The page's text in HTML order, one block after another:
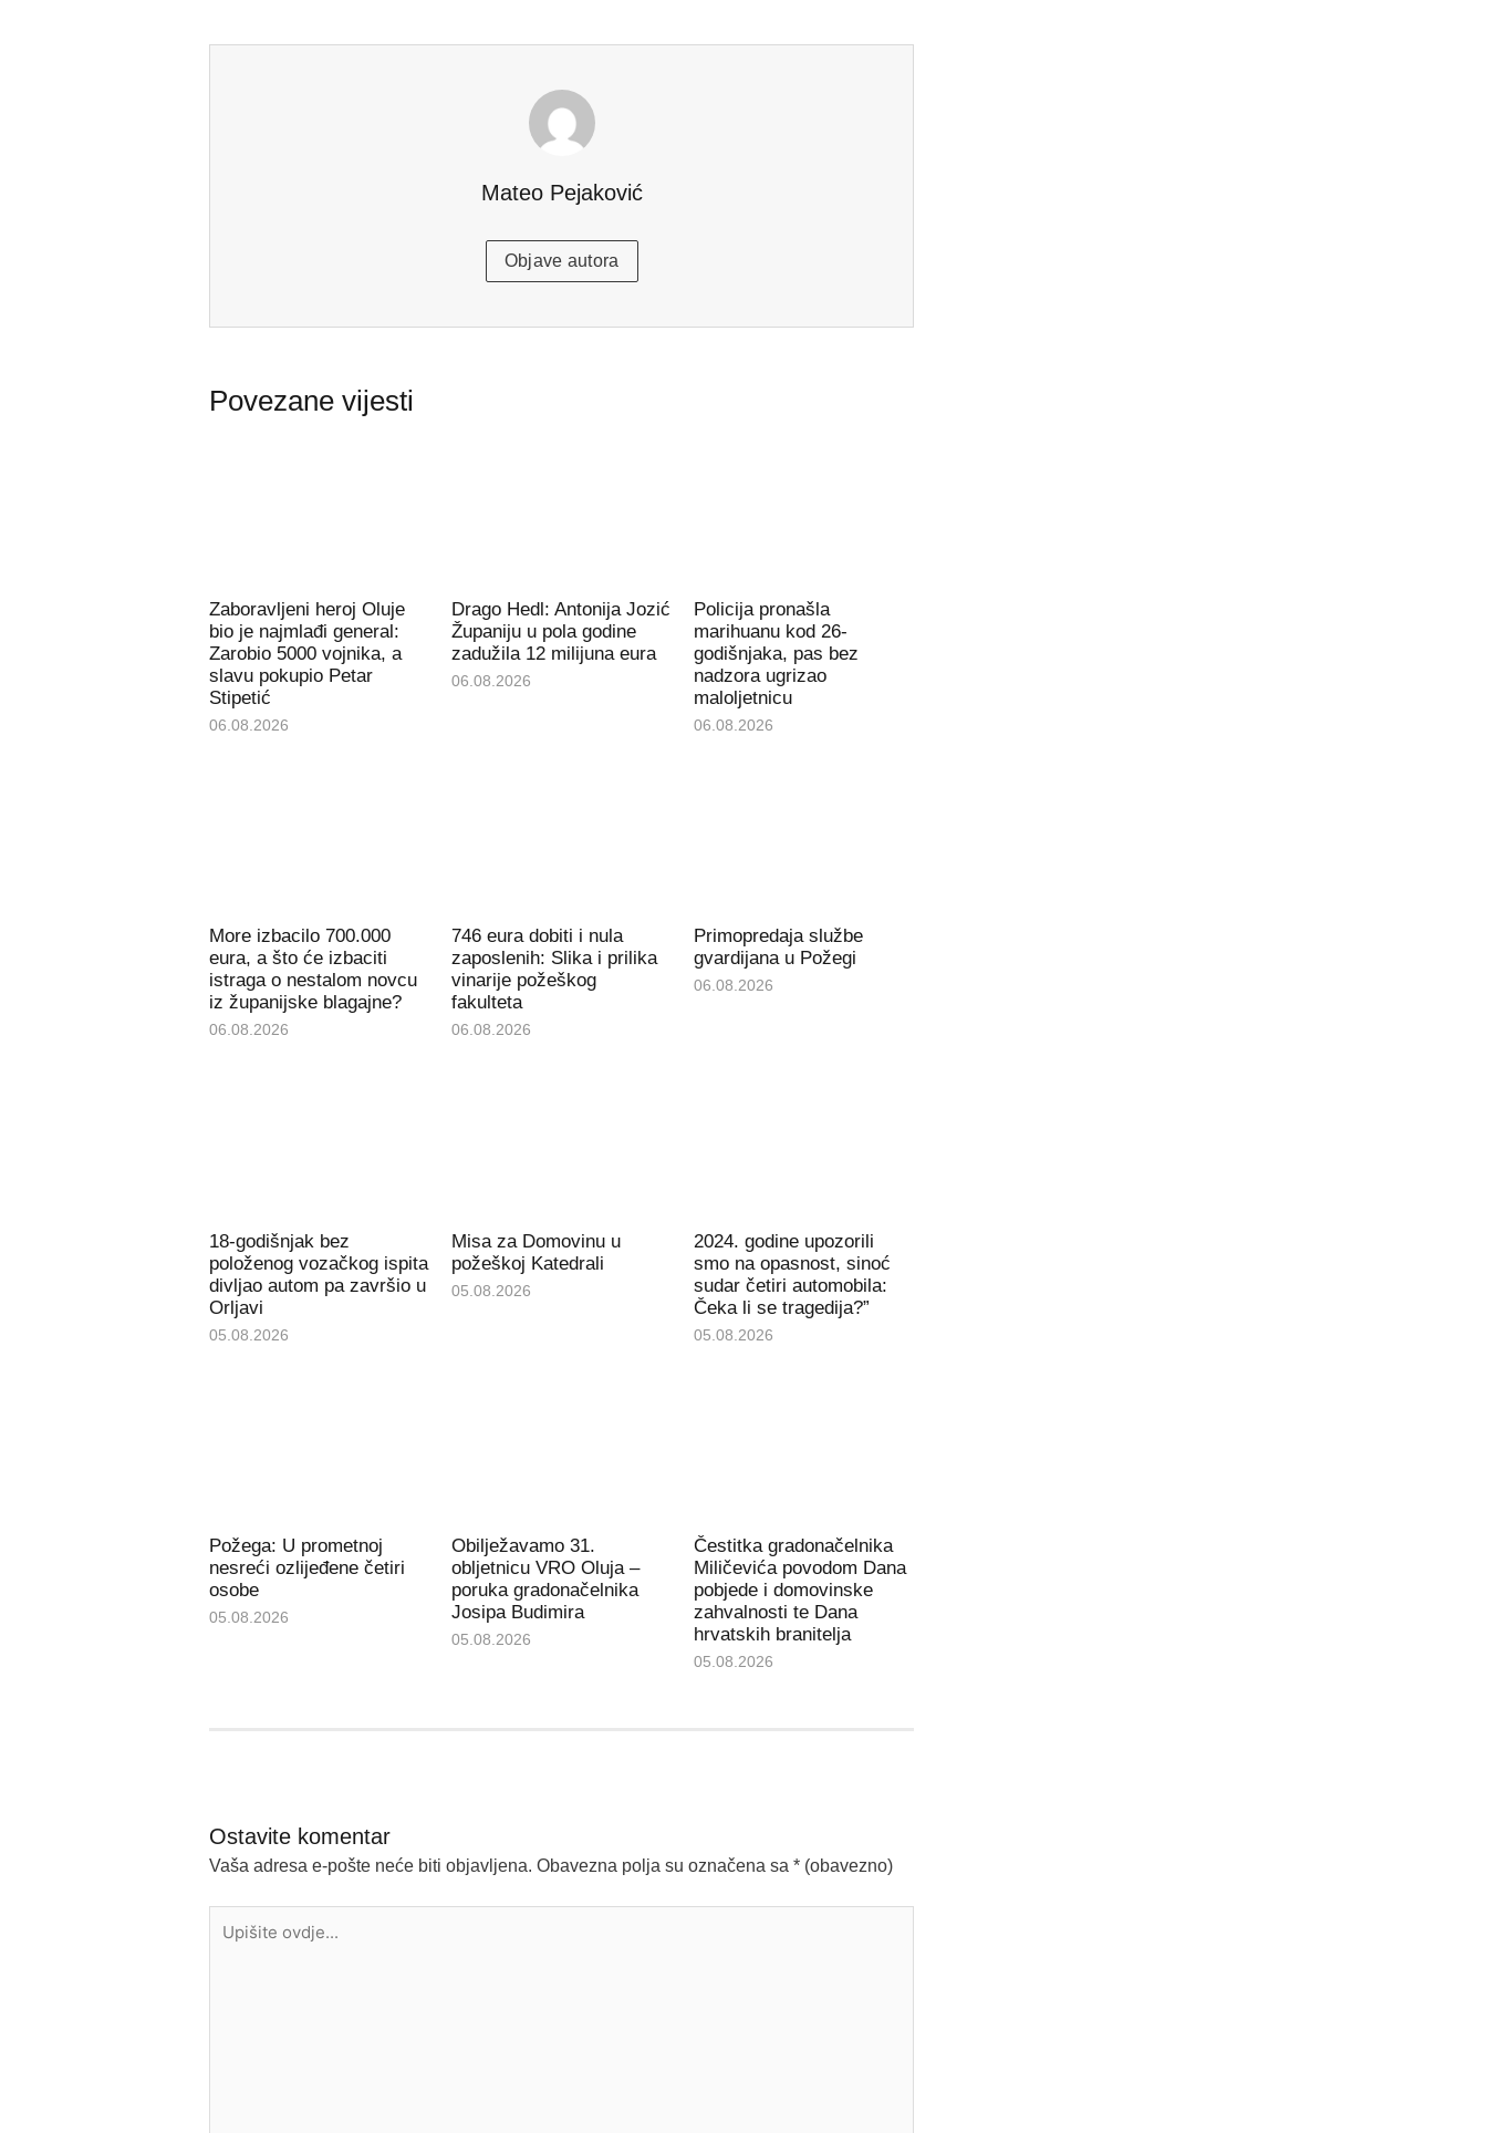
Mateo Pejaković
Objave autora
Povezane vijesti
Zaboravljeni heroj Oluje
bio je najmlađi general:
Zarobio 5000 vojnika, a
slavu pokupio Petar
Stipetić
06.08.2026
Drago Hedl: Antonija Jozić
Županiju u pola godine
zadužila 12 milijuna eura
06.08.2026
Policija pronašla
marihuanu kod 26-
godišnjaka, pas bez
nadzora ugrizao
maloljetnicu
06.08.2026
More izbacilo 700.000
eura, a što će izbaciti
istraga o nestalom novcu
iz županijske blagajne?
06.08.2026
746 eura dobiti i nula
zaposlenih: Slika i prilika
vinarije požeškog
fakulteta
06.08.2026
Primopredaja službe
gvardijana u Požegi
06.08.2026
18-godišnjak bez
položenog vozačkog ispita
divljao autom pa završio u
Orljavi
05.08.2026
Misa za Domovinu u
požeškoj Katedrali
05.08.2026
2024. godine upozorili
smo na opasnost, sinoć
sudar četiri automobila:
Čeka li se tragedija?”
05.08.2026
Požega: U prometnoj
nesreći ozlijeđene četiri
osobe
05.08.2026
Obilježavamo 31.
obljetnicu VRO Oluja –
poruka gradonačelnika
Josipa Budimira
05.08.2026
Čestitka gradonačelnika
Miličevića povodom Dana
pobjede i domovinske
zahvalnosti te Dana
hrvatskih branitelja
05.08.2026
Ostavite komentar
Vaša adresa e-pošte neće biti objavljena. Obavezna polja su označena sa * (obavezno)
ovdje...